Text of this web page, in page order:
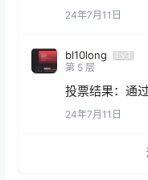
24年7月11日
bl10long
Lv1
第 5 层
投票结果：通
24年7月11日